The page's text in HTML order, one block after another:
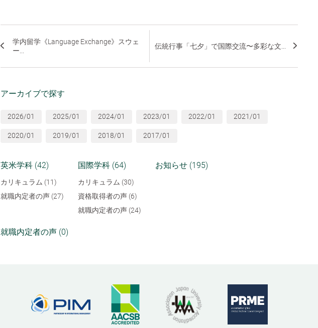
学内留学《Language Exchange》スウェ
ー...
伝統行事「七夕」で国際交流〜多彩な文...
アーカイブで探す
2026/01 2025/01 2024/01 2023/01 2022/01 2021/01
2020/01 2019/01 2018/01 2017/01
英米学科 (42)
カリキュラム (11)
就職内定者の声 (27)
国際学科 (64)
カリキュラム (30)
資格取得者の声 (6)
就職内定者の声 (24)
お知らせ (195)
就職内定者の声 (0)